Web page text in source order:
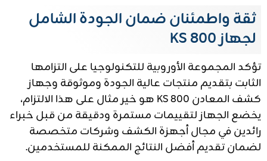
ثقة واطمئنان ضمان الجودة الشامل
لجهاز KS 800
تؤكد المجموعة الأوروبية للتكنولوجيا على التزامها
الثابت بتقديم منتجات عالية الجودة وموثوقة وجهاز
كشف المعادن KS 800 هو خير مثال على هذا الالتزام،
يخضع الجهاز لتقييمات مستمرة ودقيقة من قبل خبراء
رائدين في مجال أجهزة الكشف وشركات متخصصة
لضمان تقديم أفضل النتائج الممكنة للمستخدمين.